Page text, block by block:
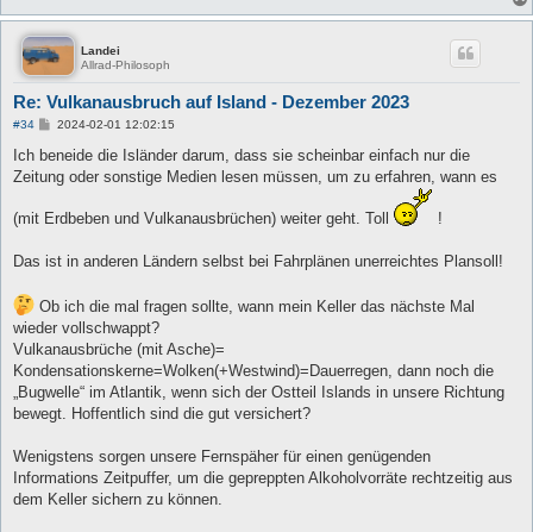
Landei
Allrad-Philosoph
Re: Vulkanausbruch auf Island - Dezember 2023
#34
B
i
r
2024-02-01 12:02:15
Ich beneide die Isländer darum, dass sie scheinbar einfach nur die
Zeitung oder sonstige Medien lesen müssen, um zu erfahren, wann es
(mit Erdbeben und Vulkanausbrüchen) weiter geht. Toll !
Das ist in anderen Ländern selbst bei Fahrplänen unerreichtes Plansoll!
Ob ich die mal fragen sollte, wann mein Keller das nächste Mal
wieder vollschwappt?
Vulkanausbrüche (mit Asche)=
Kondensationskerne=Wolken(+Westwind)=Dauerregen, dann noch die
„Bugwelle“ im Atlantik, wenn sich der Ostteil Islands in unsere Richtung
bewegt. Hoffentlich sind die gut versichert?
Wenigstens sorgen unsere Fernspäher für einen genügenden
Informations Zeitpuffer, um die gepreppten Alkoholvorräte rechtzeitig aus
dem Keller sichern zu können.